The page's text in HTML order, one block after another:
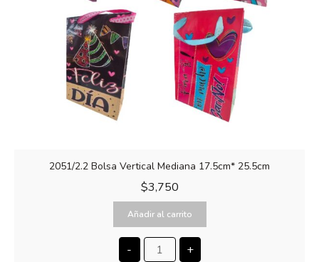
2051/2.2 Bolsa Vertical Mediana 17.5cm* 25.5cm
$3,750
Añadir al carrito
- +